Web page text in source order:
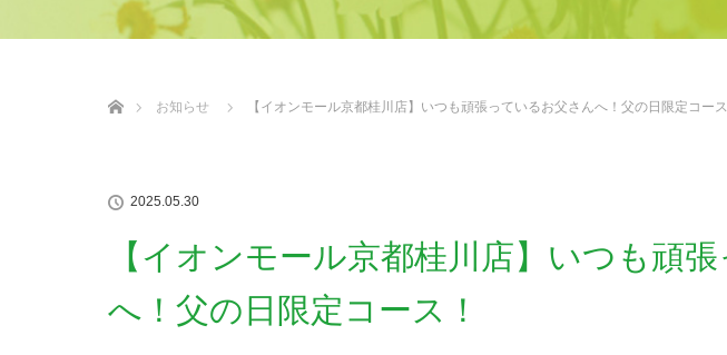
お知らせ
【イオンモール京都桂川店】いつも頑張っているお父さんへ！父の日限定コース
2025.05.30
【イオンモール京都桂川店】いつも頑
へ！父の日限定コース！